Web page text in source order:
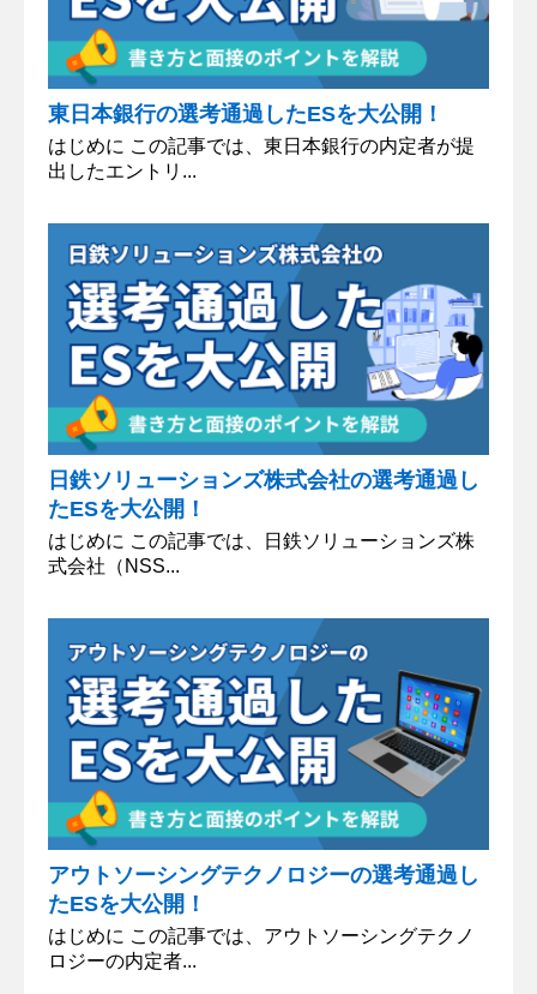
東日本銀行の選考通過したESを大公開！
はじめに この記事では、東日本銀行の内定者が提
出したエントリ...
日鉄ソリューションズ株式会社の選考通過し
たESを大公開！
はじめに この記事では、日鉄ソリューションズ株
式会社（NSS...
アウトソーシングテクノロジーの選考通過し
たESを大公開！
はじめに この記事では、アウトソーシングテクノ
ロジーの内定者...